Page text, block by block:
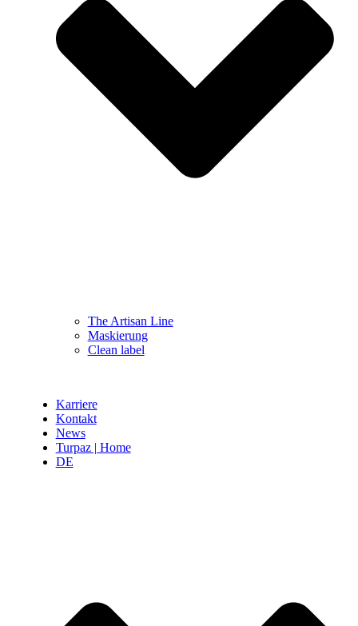
The Artisan Line
Maskierung
Clean label
Karriere
Kontakt
News
Turpaz | Home
DE